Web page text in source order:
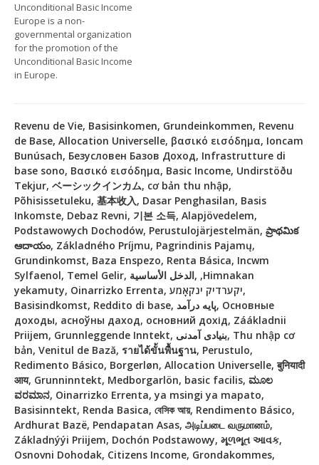
Unconditional Basic Income
Europe is a non-
governmental organization
for the promotion of the
Unconditional Basic Income
in Europe.
Revenu de Vie, Basisinkomen, Grundeinkommen, Revenu
de Base, Allocation Universelle, βασικό εισόδημα, Ioncam
Bunúsach, Безусловен Базов Доход, Infrastrutture di
base sono, Βασικό εισόδημα, Basic Income, Undirstöðu
Tekjur, ベーシックインカム, cơ bản thu nhập,
Põhisissetuleku, 基本收入, Dasar Penghasilan, Basis
Inkomste, Debaz Revni, 기본 소득, Alapjövedelem,
Podstawowych Dochodów, Perustulojärjestelmän, ప్రాథమిక
ఆదాయం, Základného Príjmu, Pagrindinis Pajamų,
Grundinkomst, Baza Enspezo, Renta Básica, Incwm
Sylfaenol, Temel Gelir, الدخل الأساسية, ,Himnakan
yekamuty, Oinarrizko Errenta, יקערדיק ינקאָמע,
Basisindkomst, Reddito di base, پایه درآمد, Основные
доходы, асноўны даход, основний дохід, Záákladnii
Priijem, Grunnleggende Inntekt, بنیادی آمدنی, Thu nhập cơ
bản, Venitul de Bază, รายได้ขั้นพื้นฐาน, Perustulo,
Redimento Básico, Borgerløn, Allocation Universelle, बुनियादी
आय, Grunninntekt, Medborgarlön, basic facilis, ಮೂಲ
ವರಮಾನ, Oinarrizko Errenta, ya msingi ya mapato,
Basisinntekt, Renda Basica, বেসিক আয়, Rendimento Básico,
Ardhurat Bazë, Pendapatan Asas, அடிப்படை வருமானம்,
Základnýýi Priijem, Dochón Podstawowy, મૂળભૂત આવક,
Osnovni Dohodak, Citizens Income, Grondakommes,